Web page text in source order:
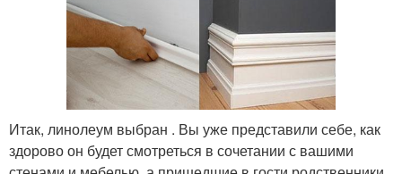
Итак, линолеум выбран . Вы уже представили себе, как
здорово он будет смотреться в сочетании с вашими